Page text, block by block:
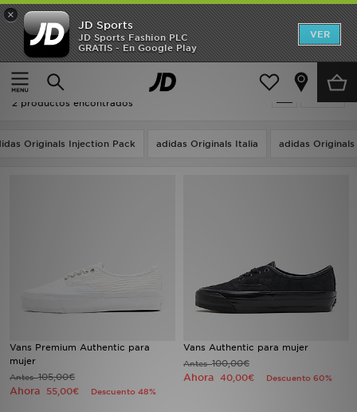
×
JD Sports
JD Sports Fashion PLC
GRATIS - En Google Play
VER
Página principal
Oferta | Vans Authentic
Oferta | Vans Authentic
2 productos encontrados
Originals Injection Pack adidas Originals Italia adidas Originals
Vans Premium Authentic para
mujer
Antes105,00€
Ahora 55,00€ Descuento 48%
Vans Authentic para mujer
Antes100,00€
Ahora 40,00€ Descuento 60%
Hombre
Mujer
Niños
JD Fútbol
TARJETA REGALO
MI JD